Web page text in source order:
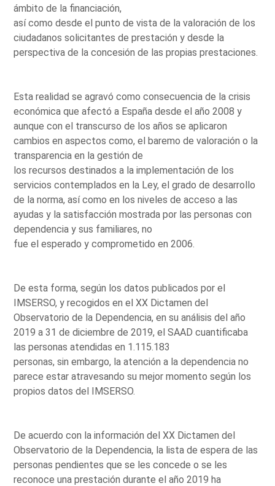
ámbito de la financiación,
así como desde el punto de vista de la valoración de los
ciudadanos solicitantes de prestación y desde la
perspectiva de la concesión de las propias prestaciones.
Esta realidad se agravó como consecuencia de la crisis
económica que afectó a España desde el año 2008 y
aunque con el transcurso de los años se aplicaron
cambios en aspectos como, el baremo de valoración o la
transparencia en la gestión de
los recursos destinados a la implementación de los
servicios contemplados en la Ley, el grado de desarrollo
de la norma, así como en los niveles de acceso a las
ayudas y la satisfacción mostrada por las personas con
dependencia y sus familiares, no
fue el esperado y comprometido en 2006.
De esta forma, según los datos publicados por el
IMSERSO, y recogidos en el XX Dictamen del
Observatorio de la Dependencia, en su análisis del año
2019 a 31 de diciembre de 2019, el SAAD cuantificaba
las personas atendidas en 1.115.183
personas, sin embargo, la atención a la dependencia no
parece estar atravesando su mejor momento según los
propios datos del IMSERSO.
De acuerdo con la información del XX Dictamen del
Observatorio de la Dependencia, la lista de espera de las
personas pendientes que se les concede o se les
reconoce una prestación durante el año 2019 ha